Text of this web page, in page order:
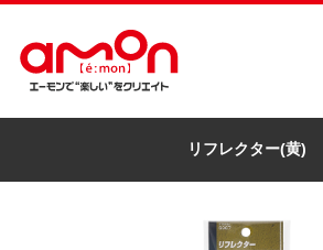
リフレクター(黄)